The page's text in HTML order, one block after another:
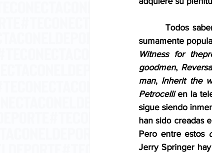
Todos
sumamente
Witness for
goodmen,
man, Inherit the
Petrocelli en la
sigue siendo
han sido creadas
Pero entre estos
Jerry Springer